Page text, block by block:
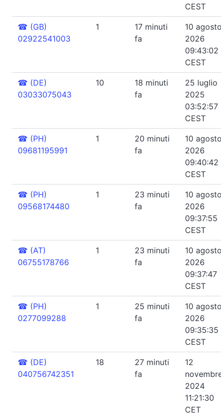
CEST
☎ (GB)
02922541003
1
17 minuti
fa
10
2026
09:43:02
CEST
☎ (DE)
03033075043
10
18 minuti
fa
25 luglio
2025
03:52:57
CEST
☎ (PH)
09681195991
1
20 minuti
fa
10
2026
09:40:42
CEST
☎ (PH)
09568174480
1
23 minuti
fa
10
2026
09:37:55
CEST
☎ (AT)
06755178766
1
23 minuti
fa
10
2026
09:37:47
CEST
☎ (PH)
0277099288
1
25 minuti
fa
10
2026
09:35:35
CEST
☎ (DE)
040756742351
18
27 minuti
fa
12
2024
11:21:30
CET